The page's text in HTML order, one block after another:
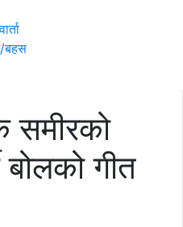
बहस
समीरको
गीत